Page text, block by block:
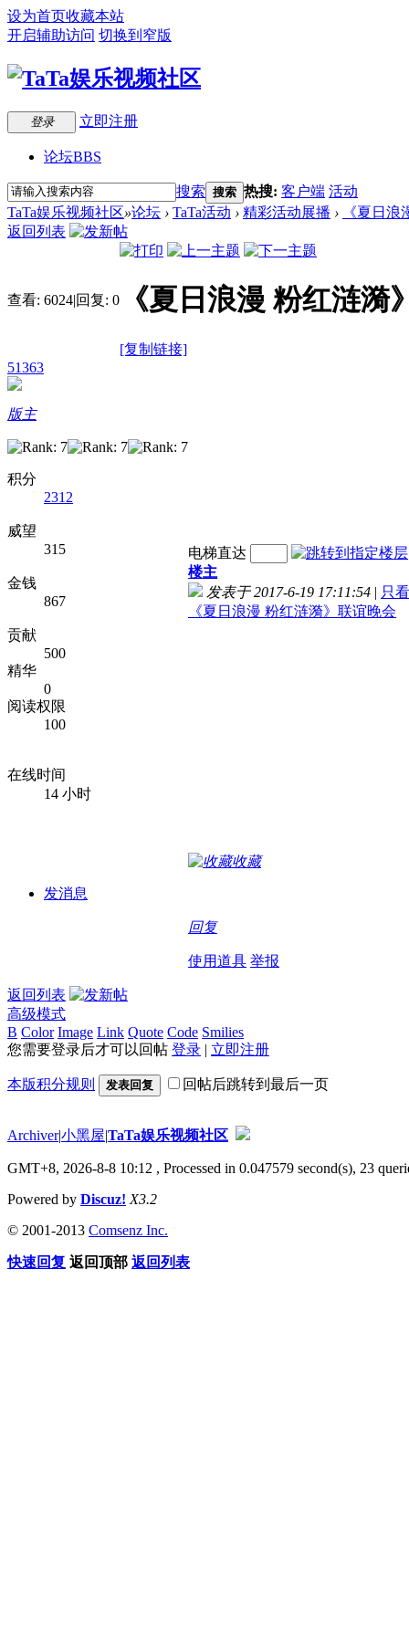
设为首页收藏本站
开启辅助访问 切换到窄版
登录 立即注册
论坛BBS
搜索 搜索 热搜: 客户端 活动
TaTa娱乐视频社区»论坛 › TaTa活动 › 精彩活动展播 ›
《夏日
返回列表
查看: 6024|回复: 0 《夏日浪漫 粉红涟漪
[复制链接]
51363
版主
积分
2312
威望
315
金钱
867
贡献
500
精华
0
阅读权限
100
在线时间
14 小时
发消息
电梯直达
楼主
发表于 2017-6-19 17:11:54 | 只
《夏日浪漫 粉红涟漪》联谊晚会
收藏
回复
使用道具 举报
返回列表
高级模式
B Color Image Link Quote Code Smilies
您需要登录后才可以回帖 登录 | 立即注册
本版积分规则 发表回复 回帖后跳转到最后一页
Archiver|小黑屋|TaTa娱乐视频社区
GMT+8, 2026-8-8 10:12 , Processed in 0.047579 second(s), 23
Powered by Discuz! X3.2
© 2001-2013 Comsenz Inc.
快速回复 返回顶部 返回列表